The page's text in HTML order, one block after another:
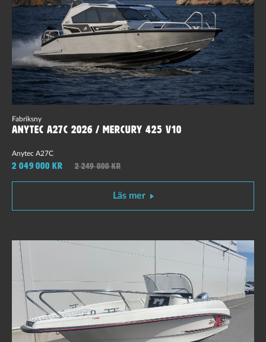
Fabriksny
Anytec A27C 2026 / Mercury 425 V10
Anytec A27C
2 049 000 kr 2 249 000 kr
Läs mer